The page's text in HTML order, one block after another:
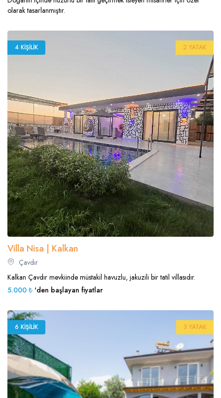
olarak tasarlanmıştır.
4 KIŞILIK 2 YATAK
Villa Nisa | Kalkan
Çavdır
Kalkan Çavdır mevkiinde müstakil havuzlu, jakuzili bir tatil villasıdır.
5.000 ₺ 'den başlayan fiyatlar
6 KIŞILIK 3 YATAK